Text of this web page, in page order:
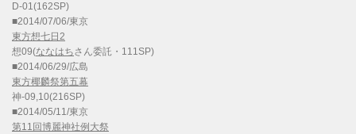
D-01(162SP)
■2014/07/06/東京
東方想七日2
想09(ななはちさん委託・111SP)
■2014/06/29/広島
東方椰麟祭第五幕
神-09,10(216SP)
■2014/05/11/東京
第11回博麗神社例大祭